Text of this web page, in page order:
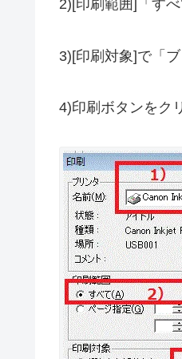
2)[印刷範囲]「す
3)[印刷対象]で「
4)印刷ボタンをク